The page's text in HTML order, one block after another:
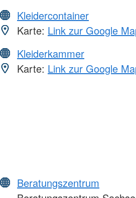
Kleidercontainer
Karte: Link zur Google
Kleiderkammer
Karte: Link zur Google
Beratungszentrum